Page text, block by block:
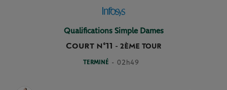
Qualifications Simple Dames
Court n°11 - 2ÈME TOUR
TERMINÉ - 02h49